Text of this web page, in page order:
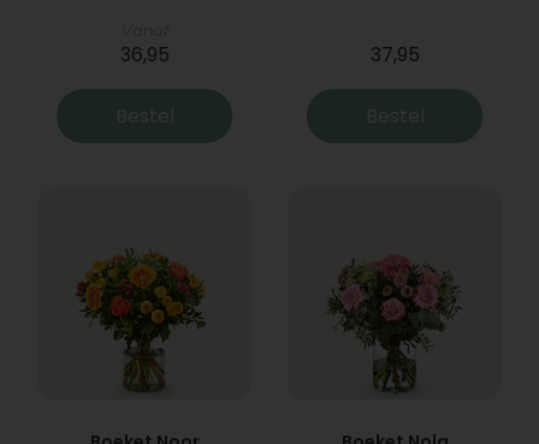
36,95
Bestel
37,95
Bestel